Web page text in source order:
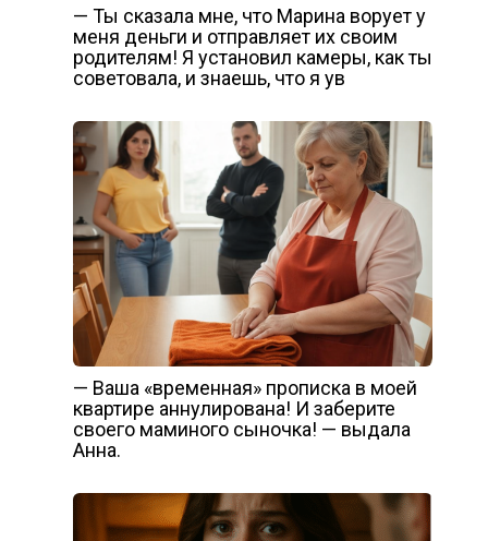
— Ты сказала мне, что Марина ворует у
меня деньги и отправляет их своим
родителям! Я установил камеры, как ты
советовала, и знаешь, что я ув
— Ваша «временная» прописка в моей
квартире аннулирована! И заберите
своего маминого сыночка! — выдала
Анна.